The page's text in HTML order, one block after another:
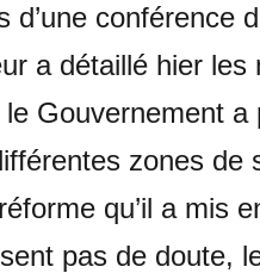
d’une conférence
a détaillé hier les
Gouvernement a
zones de
qu’il a mis
pas de doute,